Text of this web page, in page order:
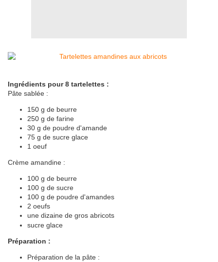
Ingrédients pour 8 tartelettes :
Pâte sablée :
150 g de beurre
250 g de farine
30 g de poudre d'amande
75 g de sucre glace
1 oeuf
Crème amandine :
100 g de beurre
100 g de sucre
100 g de poudre d'amandes
2 oeufs
une dizaine de gros abricots
sucre glace
Préparation :
Préparation de la pâte :